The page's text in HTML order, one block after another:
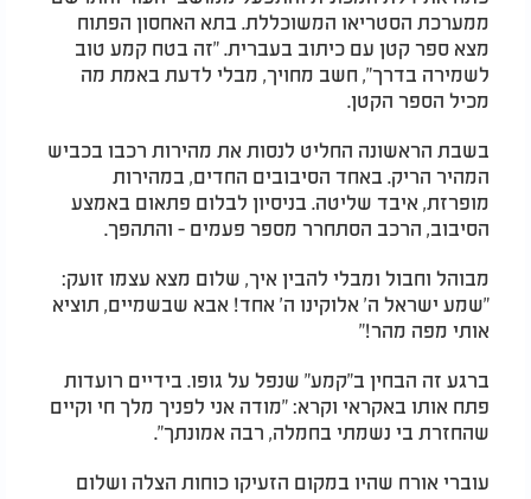
ממערכת הסטריאו המשוכללת. בתא האחסון הפתוח
מצא ספר קטן עם כיתוב בעברית. "זה בטח קמע טוב
לשמירה בדרך", חשב מחויך, מבלי לדעת באמת מה
מכיל הספר הקטן.
בשבת הראשונה החליט לנסות את מהירות רכבו בכביש
המהיר הריק. באחד הסיבובים החדים, במהירות
מופרזת, איבד שליטה. בניסיון לבלום פתאום באמצע
הסיבוב, הרכב הסתחרר מספר פעמים - והתהפך.
מבוהל וחבול ומבלי להבין איך, שלום מצא עצמו זועק:
"שמע ישראל ה' אלוקינו ה' אחד! אבא שבשמיים, תוציא
אותי מפה מהר!"
ברגע זה הבחין ב"קמע" שנפל על גופו. בידיים רועדות
פתח אותו באקראי וקרא: "מודה אני לפניך מלך חי וקיים
שהחזרת בי נשמתי בחמלה, רבה אמונתך".
עוברי אורח שהיו במקום הזעיקו כוחות הצלה ושלום